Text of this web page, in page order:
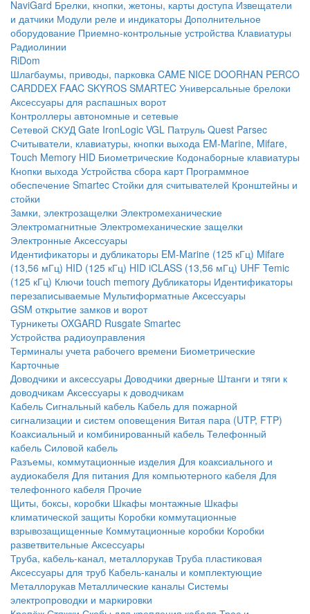
NaviGard Брелки, кнопки, жетоны, карты доступа Извещатели
и датчики Модули реле и индикаторы Дополнительное
оборудование Приемно-контрольные устройства Клавиатуры
Радиолинии
RiDom
Шлагбаумы, приводы, парковка CAME NICE DOORHAN PERCO
CARDDEX FAAC SKYROS SMARTEC Универсальные брелоки
Аксессуары для распашных ворот
Контроллеры автономные и сетевые
Сетевой СКУД Gate IronLogic VGL Патруль Quest Parsec
Считыватели, клавиатуры, кнопки выхода EM-Marine, Mifare,
Touch Memory HID Биометрические Кодонаборные клавиатуры
Кнопки выхода Устройства сбора карт Программное
обеспечение Smartec Стойки для считывателей Кронштейны и
стойки
Замки, электрозащелки Электромеханические
Электромагнитные Электромеханические защелки
Электронные Аксессуары
Идентификаторы и дубликаторы EM-Marine (125 кГц) Mifare
(13,56 мГц) HID (125 кГц) HID iCLASS (13,56 мГц) UHF Temic
(125 кГц) Ключи touch memory Дубликаторы Идентификаторы
перезаписываемые Мультиформатные Аксессуары
GSM открытие замков и ворот
Турникеты OXGARD Rusgate Smartec
Устройства радиоуправления
Терминалы учета рабочего времени Биометрические
Карточные
Доводчики и аксессуары Доводчики дверные Штанги и тяги к
доводчикам Аксессуары к доводчикам
Кабель Сигнальный кабель Кабель для пожарной
сигнализации и систем оповещения Витая пара (UTP, FTP)
Коаксиальный и комбинированный кабель Телефонный
кабель Силовой кабель
Разъемы, коммутационные изделия Для коаксиального и
аудиокабеля Для питания Для компьютерного кабеля Для
телефонного кабеля Прочие
Щиты, боксы, коробки Шкафы монтажные Шкафы
климатической защиты Коробки коммутационные
взрывозащищенные Коммутационные коробки Коробки
разветвительные Аксессуары
Труба, кабель-канал, металлорукав Труба пластиковая
Аксессуары для труб Кабель-каналы и комплектующие
Металлорукав Металлические каналы Системы
электропроводки и маркировки